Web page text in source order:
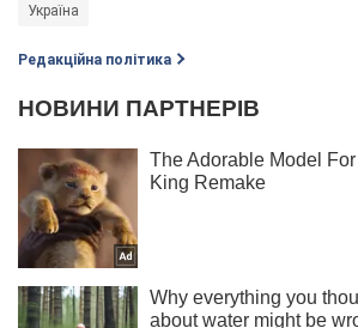
Україна
Редакційна політика